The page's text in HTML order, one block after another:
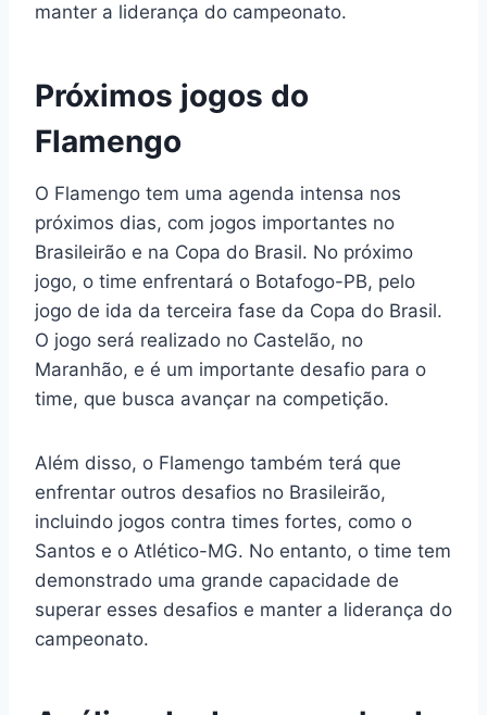
manter a liderança do campeonato.
Próximos jogos do
Flamengo
O Flamengo tem uma agenda intensa nos
próximos dias, com jogos importantes no
Brasileirão e na Copa do Brasil. No próximo
jogo, o time enfrentará o Botafogo-PB, pelo
jogo de ida da terceira fase da Copa do Brasil.
O jogo será realizado no Castelão, no
Maranhão, e é um importante desafio para o
time, que busca avançar na competição.
Além disso, o Flamengo também terá que
enfrentar outros desafios no Brasileirão,
incluindo jogos contra times fortes, como o
Santos e o Atlético-MG. No entanto, o time tem
demonstrado uma grande capacidade de
superar esses desafios e manter a liderança do
campeonato.